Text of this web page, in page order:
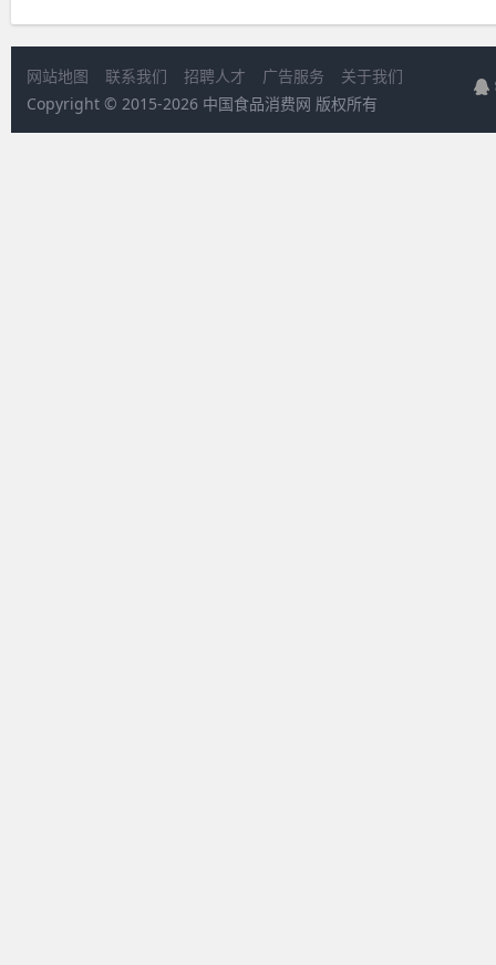
网站地图 联系我们 招聘人才 广告服务
关于我们
Copyright © 2015-2026 中国食品消费网 版权所有